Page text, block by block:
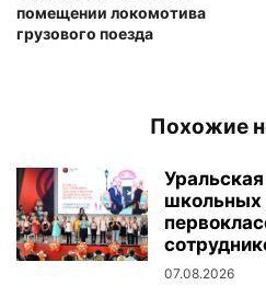
помещении локомотива
грузового поезда
Похожие
школьных
07.08.2026